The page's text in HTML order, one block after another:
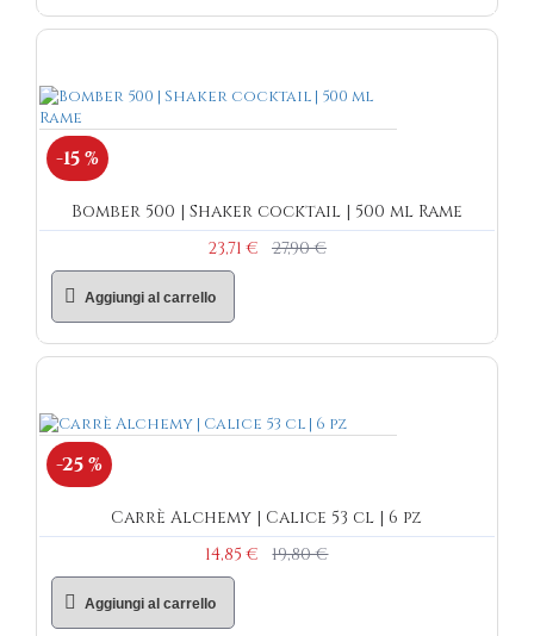
-15 %
Bomber 500 | Shaker cocktail | 500 ml Rame
23,71 €
27,90 €
Aggiungi al carrello
-25 %
Carrè Alchemy | Calice 53 cl | 6 pz
14,85 €
19,80 €
Aggiungi al carrello